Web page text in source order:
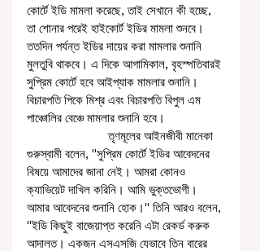
কোর্টে ইডি মামলা করেছে, তাই সেখানে কী হচ্ছে,
তা শোনার পরেই হাইকোর্ট ইডির মামলা শুনবে।
ততদিন পর্যন্ত ইডির দায়ের করা মামলার শুনানি
মুলতুবি থাকবে। এ দিকে আগামিকাল, বৃহস্পতিবারই
সুপ্রিম কোর্টে হবে আইপ্যাক মামলার শুনানি।
বিচারপতি পিকে মিশ্র এবং বিচারপতি বিপুল এম
পাঞ্চোলির বেঞ্চে মামলার শুনানি হবে।
                         তৃণমূলের আইনজীবী মানেকা
গুরুস্বামী বলেন, ''সুপ্রিম কোর্টে ইডির আবেদনের
বিষয়ে আমাদের জানা নেই। আমরা কোনও
ক্যাভিয়েট দাখিল করিনি। আমি ভুক্তভোগী।
আমার আবেদনের শুনানি হোক।'' তিনি আরও বলেন,
''ইডি কিছুই বাজেয়াপ্ত করেনি এটা রেকর্ড করুক
আদালত। একজন এসএসজি যেভাবে তিন বারের